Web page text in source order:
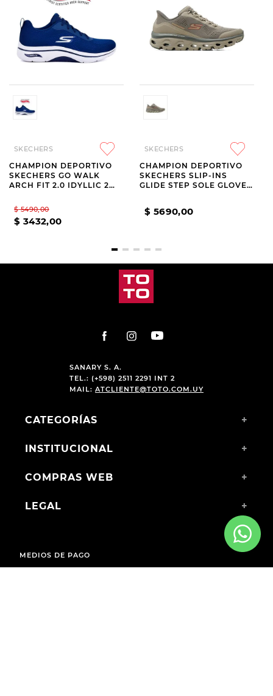
SKECHERS
CHAMPION DEPORTIVO
SKECHERS GO WALK
ARCH FIT 2.0 IDYLLIC 2
$ 5490,00
$ 3432,00
SKECHERS
CHAMPION DEPORTIVO
SKECHERS SLIP-INS
GLIDE STEP SOLE GLOVER
$ 5690,00
SANARY S. A.
TEL.: (+598) 2511 2291 INT 2
MAIL: ATCLIENTE@TOTO.COM.UY
CATEGORÍAS +
INSTITUCIONAL +
COMPRAS WEB +
LEGAL +
MEDIOS DE PAGO